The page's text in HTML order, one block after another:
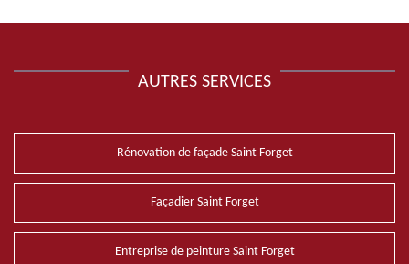
AUTRES SERVICES
Rénovation de façade Saint Forget
Façadier Saint Forget
Entreprise de peinture Saint Forget